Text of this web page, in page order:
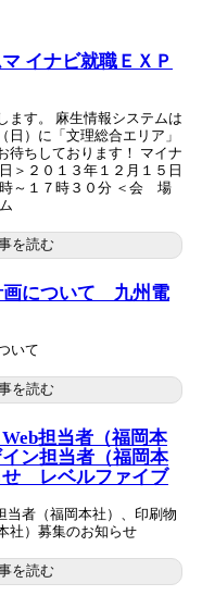
イナビ就職ＥＸＰ
ます。 麻生情報システムは
日）に「文理総合エリア」
待ちしております！ マイナ
＞２０１３年１２月１５日
７時３０分 ＜会 場
を読む
画について 九州電
いて
を読む
Web担当者（福岡本
ン担当者（福岡本
せ レベルファイブ
当者（福岡本社）、印刷物
社）募集のお知らせ
を読む